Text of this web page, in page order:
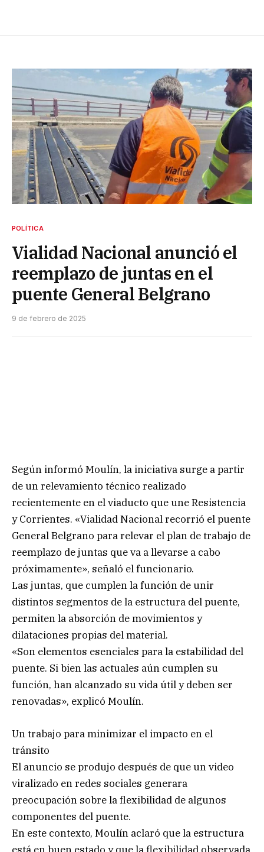
POLÍTICA
Vialidad Nacional anunció el
reemplazo de juntas en el
puente General Belgrano
9 de febrero de 2025
Según informó Moulín, la iniciativa surge a partir
de un relevamiento técnico realizado
recientemente en el viaducto que une Resistencia
y Corrientes. «Vialidad Nacional recorrió el puente
General Belgrano para relevar el plan de trabajo de
reemplazo de juntas que va a llevarse a cabo
próximamente», señaló el funcionario.
Las juntas, que cumplen la función de unir
distintos segmentos de la estructura del puente,
permiten la absorción de movimientos y
dilataciones propias del material.
«Son elementos esenciales para la estabilidad del
puente. Si bien las actuales aún cumplen su
función, han alcanzado su vida útil y deben ser
renovadas», explicó Moulín.
Un trabajo para minimizar el impacto en el
tránsito
El anuncio se produjo después de que un video
viralizado en redes sociales generara
preocupación sobre la flexibilidad de algunos
componentes del puente.
En este contexto, Moulín aclaró que la estructura
está en buen estado y que la flexibilidad observada